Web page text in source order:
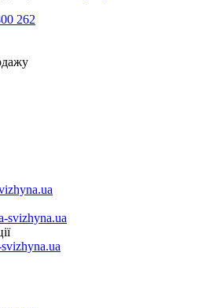
262
svizhyna.ua